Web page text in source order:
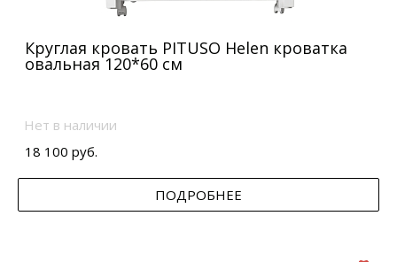
Круглая кровать PITUSO Helen кроватка
овальная 120*60 см
Нет в наличии
18 100 руб.
ПОДРОБНЕЕ